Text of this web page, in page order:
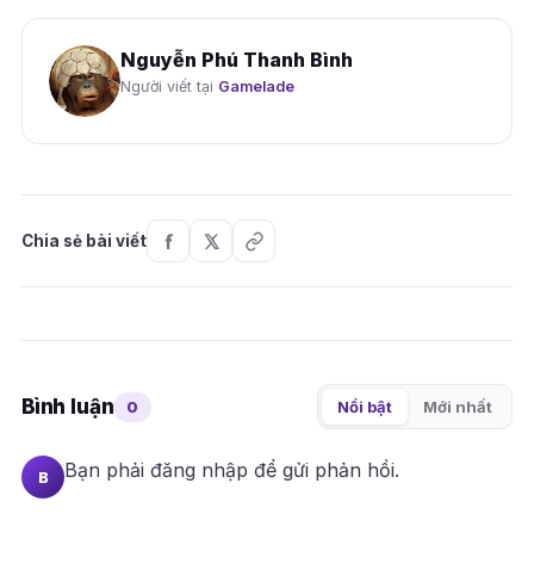
Nguyễn Phú Thanh Bình
Người viết tại Gamelade
Chia sẻ bài viết
Bình luận 0 Nổi bật Mới nhất
B Bạn phải đăng nhập để gửi phản hồi.